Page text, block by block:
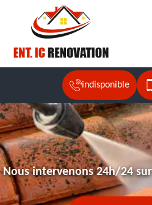
indisponible
Nous intervenons 24h/24